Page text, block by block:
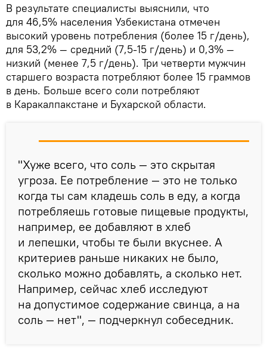
В результате специалисты выяснили, что
для 46,5% населения Узбекистана отмечен
высокий уровень потребления (более 15 г/день),
для 53,2% — средний (7,5-15 г/день) и 0,3% —
низкий (менее 7,5 г/день). Три четверти мужчин
старшего возраста потребляют более 15 граммов
в день. Больше всего соли потребляют
в Каракалпакстане и Бухарской области.
"Хуже всего, что соль — это скрытая
угроза. Ее потребление — это не только
когда ты сам кладешь соль в еду, а когда
потребляешь готовые пищевые продукты,
например, ее добавляют в хлеб
и лепешки, чтобы те были вкуснее. А
критериев раньше никаких не было,
сколько можно добавлять, а сколько нет.
Например, сейчас хлеб исследуют
на допустимое содержание свинца, а на
соль — нет", — подчеркнул собеседник.